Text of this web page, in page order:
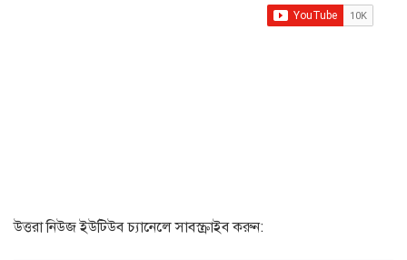
উত্তরা নিউজ ইউটিউব চ্যানেলে সাবস্ক্রাইব করুন: